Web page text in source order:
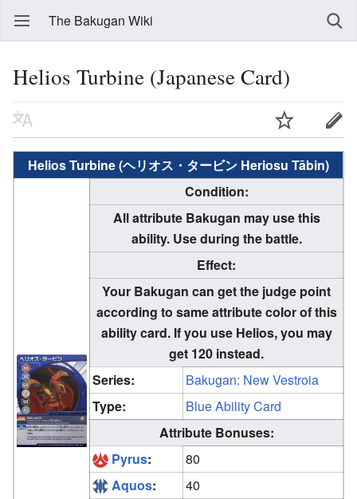
The Bakugan Wiki
Helios Turbine (Japanese Card)
Helios Turbine (ヘリオス・タービン Heriosu Tābin)
Condition:
All attribute Bakugan may use this
ability. Use during the battle.
Effect:
Your Bakugan can get the judge point
according to same attribute color of this
ability card. If you use Helios, you may
get 120 instead.
Series:
Bakugan: New Vestroia
Type:
Blue Ability Card
Attribute Bonuses:
Pyrus:
80
Aquos:
40